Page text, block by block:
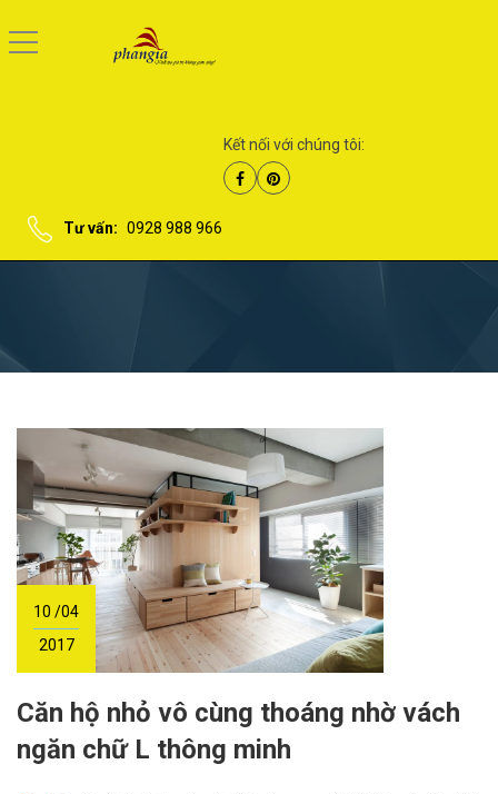
Kết nối với chúng tôi:
Tư vấn: 0928 988 966
10 /04
2017
Căn hộ nhỏ vô cùng thoáng nhờ vách
ngăn chữ L thông minh